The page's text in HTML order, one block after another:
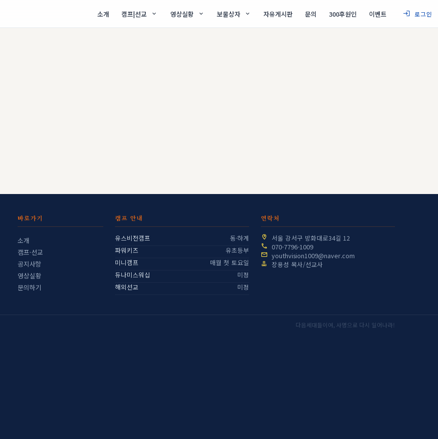
소개 캠프|선교 영상실황 보물상자 자유게시판 문의 300후원인 이벤트 로그인
바로가기
소개
캠프·선교
공지사항
영상실황
문의하기
캠프 안내
유스비전캠프
동·하계
파워키즈
유초등부
미니캠프
매월 첫 토요일
듀나미스워십
미정
해외선교
미정
연락처
서울 강서구 방화대로34길 12
070-7796-1009
youthvision1009@naver.com
장용성 목사/선교사
다음세대들이여, 사명으로 다시 일어나라!